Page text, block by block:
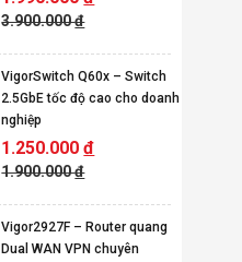
3.900.000đ
VigorSwitch Q60x – Switch
2.5GbE tốc độ cao cho doanh
nghiệp
1.250.000đ
1.900.000đ
Vigor2927F – Router quang
Dual WAN VPN chuyên